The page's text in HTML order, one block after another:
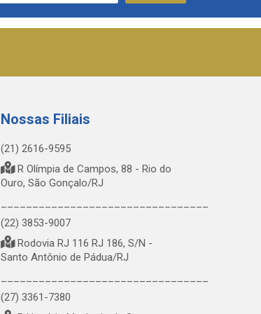
Nossas Filiais
(21) 2616-9595
R Olímpia de Campos, 88 - Rio do
Ouro, São Gonçalo/RJ
(22) 3853-9007
Rodovia RJ 116 RJ 186, S/N -
Santo Antônio de Pádua/RJ
(27) 3361-7380